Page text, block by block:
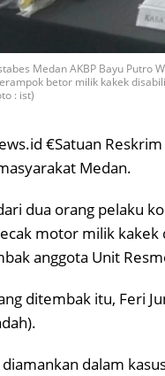
Medan AKBP Bayu
betor milik kakek
: ist)
€Satuan
Medan.
dua orang pelaku
motor milik kakek
anggota Unit
ditembak itu, Feri
diamankan dalam